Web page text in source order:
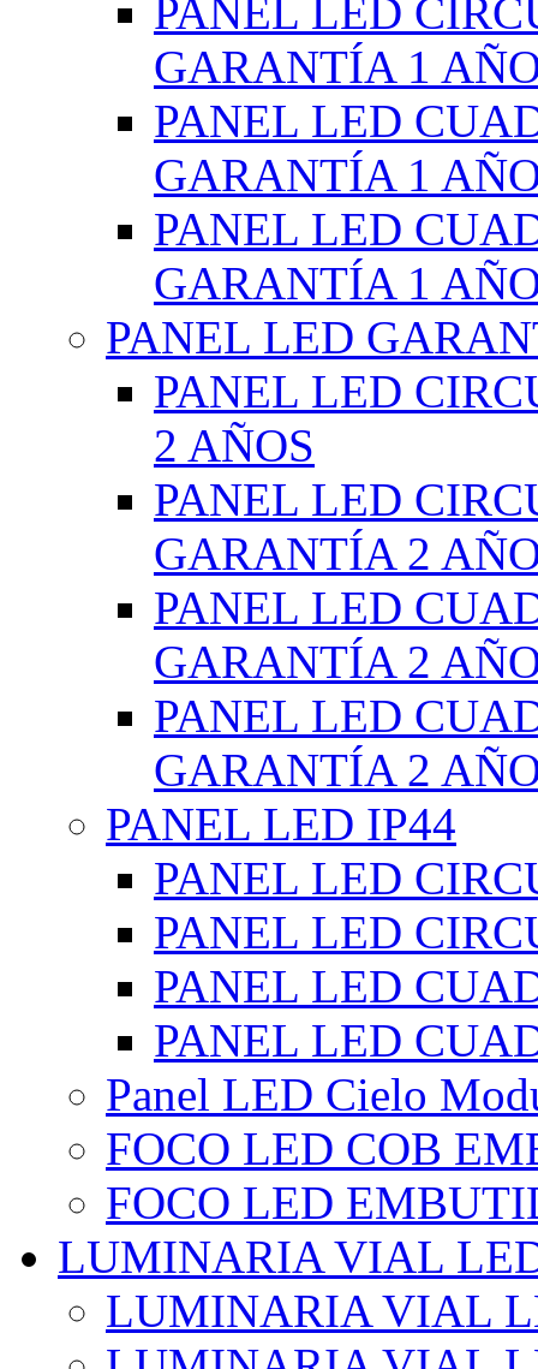
PANEL LED
GARANTÍA 1
PANEL LED
GARANTÍA 1
PANEL LED
GARANTÍA 1
PANEL LED
PANEL LED
2 AÑOS
PANEL LED
GARANTÍA 2
PANEL LED
GARANTÍA 2
PANEL LED
GARANTÍA 2
PANEL LED IP44
PANEL LED
PANEL LED
PANEL LED
PANEL LED
Panel LED Cielo
FOCO LED COB
FOCO LED
LUMINARIA VIAL
LUMINARIA VIAL